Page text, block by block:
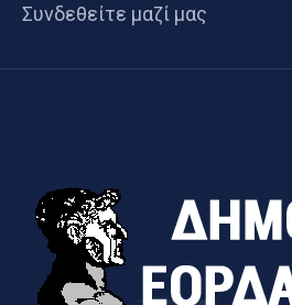
Συνδεθείτε μαζί μας